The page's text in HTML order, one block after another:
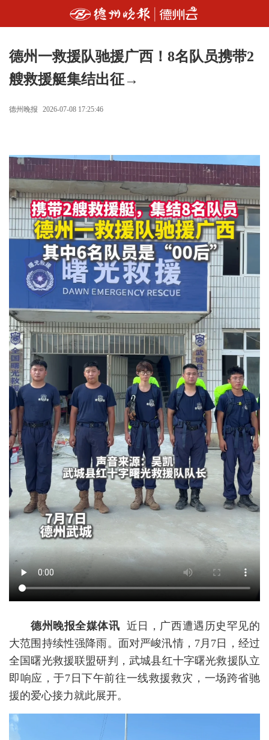
德州一救援队驰援广西！8名队员携带2
艘救援艇集结出征→
德州晚报 2026-07-08 17:25:46
德州晚报全媒体讯 近日，广西遭遇历史罕见的
大范围持续性强降雨。面对严峻汛情，7月7日，经过
全国曙光救援联盟研判，武城县红十字曙光救援队立
即响应，于7日下午前往一线救援救灾，一场跨省驰
援的爱心接力就此展开。